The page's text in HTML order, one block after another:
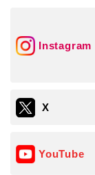
一般社団法人
①共同して利
②共同して利用
③共同利用す
Instagram
X
YouTube